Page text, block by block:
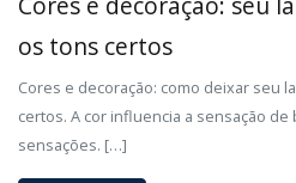
os tons certos
Cores e decoração: como deixar seu
certos. A cor influencia a sensação
sensações. […]